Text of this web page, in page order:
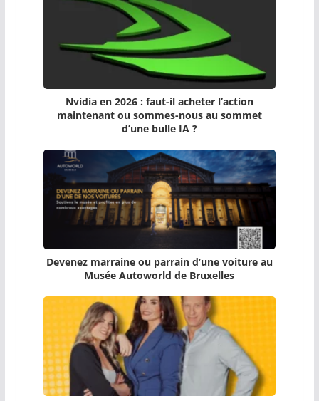
Nvidia en 2026 : faut-il acheter l’action
maintenant ou sommes-nous au sommet
d’une bulle IA ?
Devenez marraine ou parrain d’une voiture au
Musée Autoworld de Bruxelles